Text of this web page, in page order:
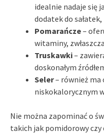
idealnie nadaje się
dodatek do sałatek,
Pomarańcze–
witaminy,
Truskawki–
doskonałym
Seler– również ma
niskokalorycznym
Nie można zapominać o
takich jak pomidorowy